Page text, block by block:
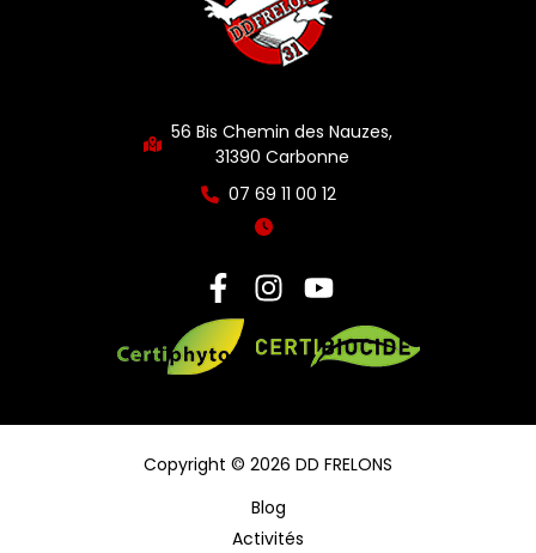
56 Bis Chemin des Nauzes,
31390 Carbonne
07 69 11 00 12
Copyright © 2026 DD FRELONS
Blog
Activités